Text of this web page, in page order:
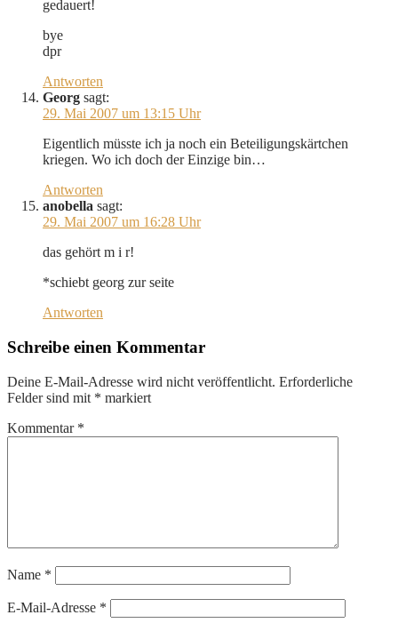
gedauert!
bye
dpr
Antworten
Georg sagt:
29. Mai 2007 um 13:15 Uhr
Eigentlich müsste ich ja noch ein Beteiligungskärtchen
kriegen. Wo ich doch der Einzige bin…
Antworten
anobella sagt:
29. Mai 2007 um 16:28 Uhr
das gehört m i r!
*schiebt georg zur seite
Antworten
Schreibe einen Kommentar
Deine E-Mail-Adresse wird nicht veröffentlicht. Erforderliche
Felder sind mit * markiert
Kommentar *
Name *
E-Mail-Adresse *